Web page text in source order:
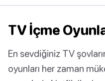
TV İçme
En sevdiğiniz TV
oyunları her zaman